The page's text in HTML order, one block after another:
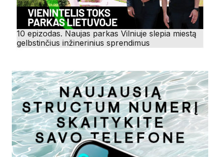
10 epizodas. Naujas parkas Vilniuje slepia miestą
gelbstinčius inžinerinius sprendimus